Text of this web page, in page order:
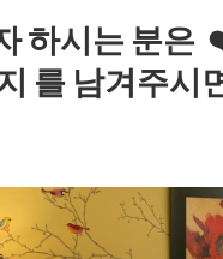
하시는 분
를 남겨주